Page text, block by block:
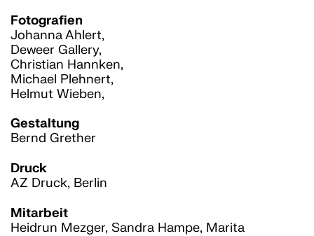
Fotografien
Johanna Ahlert,
Deweer Gallery,
Christian Hannken,
Michael Plehnert,
Helmut Wieben,
Gestaltung
Bernd Grether
Druck
AZ Druck, Berlin
Mitarbeit
Heidrun Mezger, Sandra Hampe, Marita